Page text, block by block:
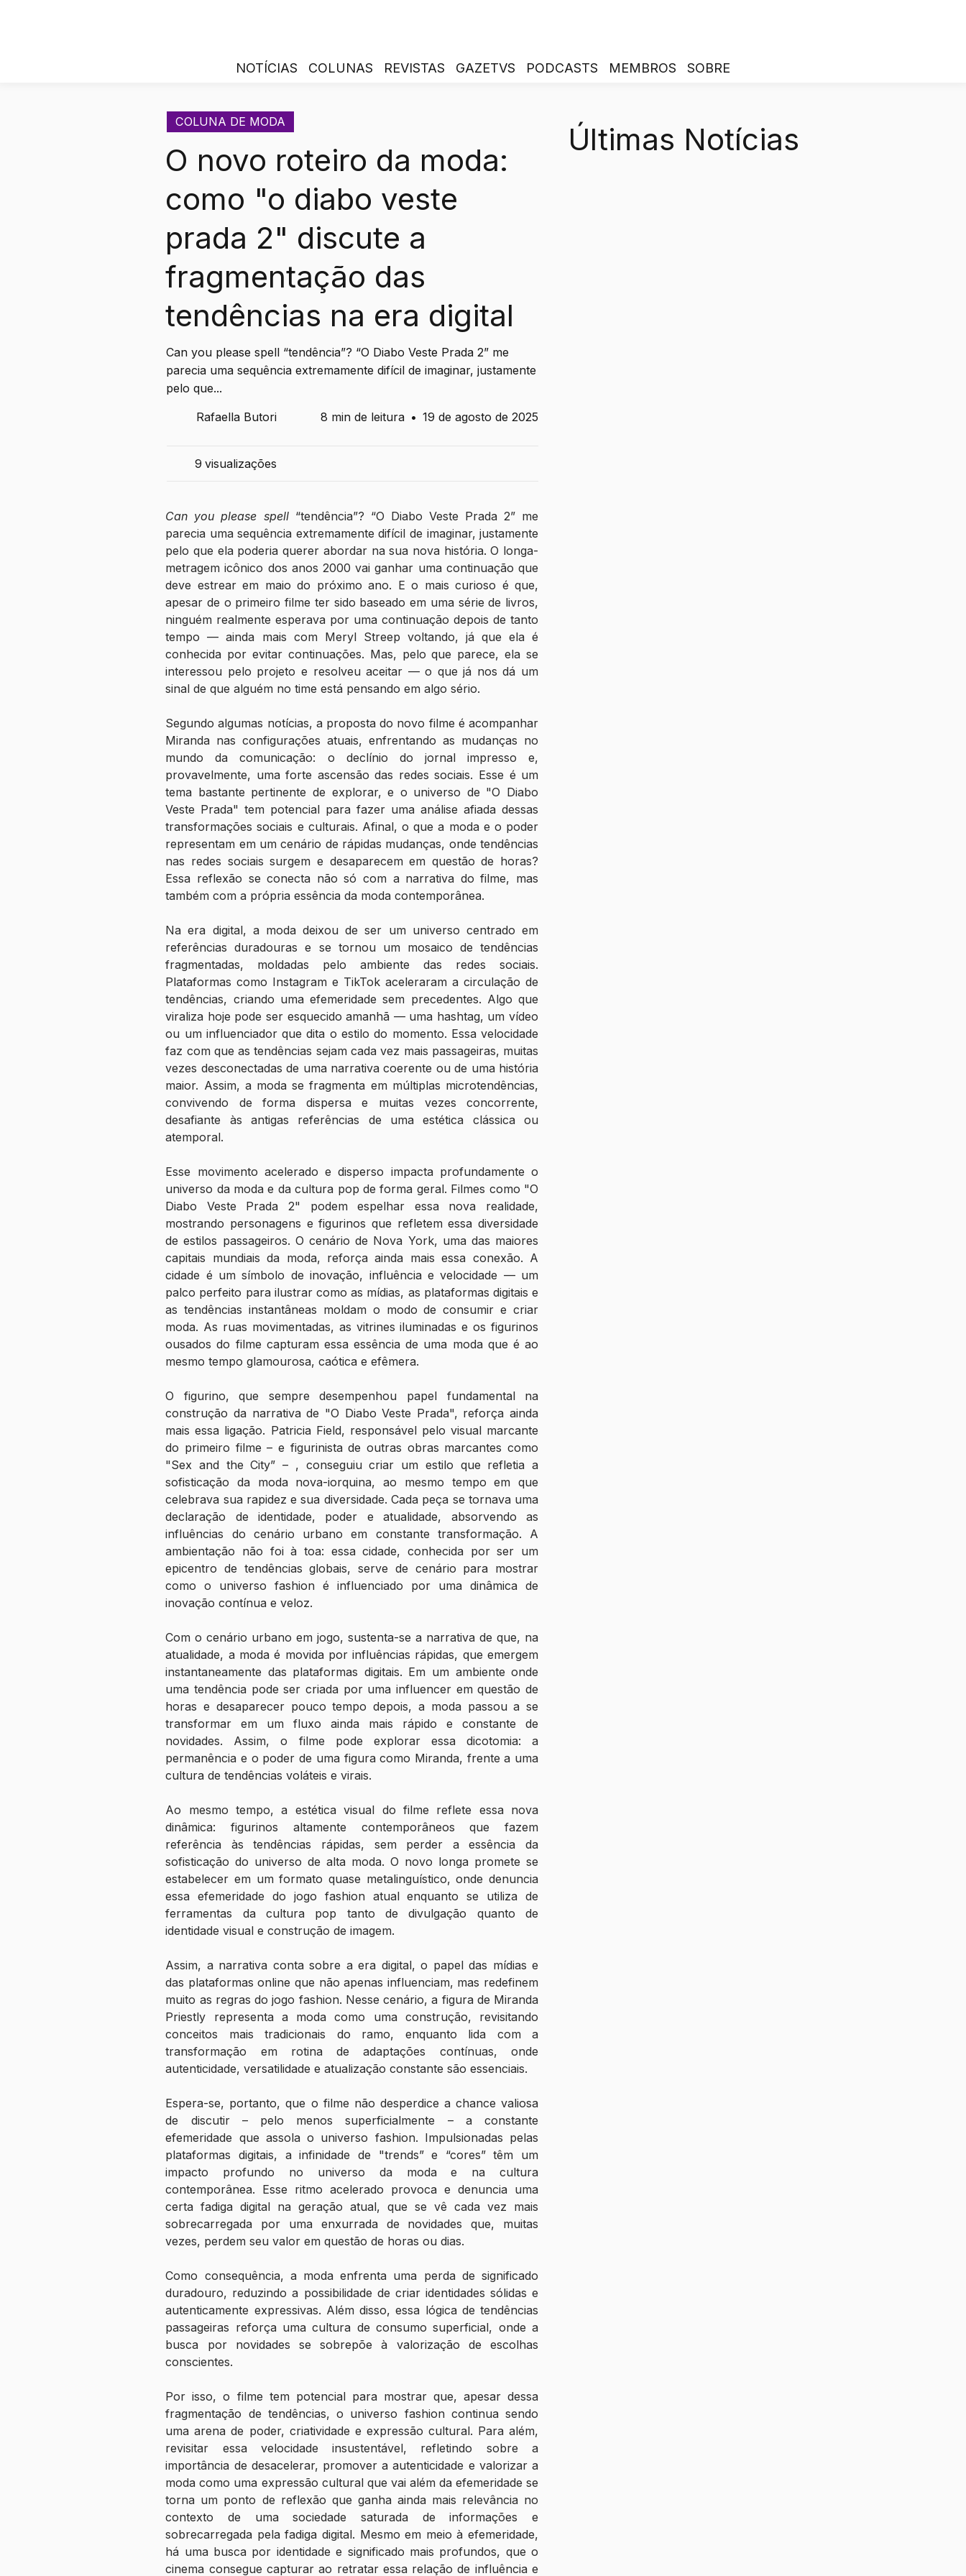
NOTÍCIAS COLUNAS REVISTAS GAZETVS PODCASTS MEMBROS SOBRE
COLUNA DE MODA
O novo roteiro da moda:
como "o diabo veste
prada 2" discute a
fragmentação das
tendências na era digital
Can you please spell “tendência”? “O Diabo Veste Prada 2” me
parecia uma sequência extremamente difícil de imaginar, justamente
pelo que...
Rafaella Butori
8 min de leitura • 19 de agosto de 2025
9 visualizações
Can you please spell “tendência”? “O Diabo Veste Prada 2” me
parecia uma sequência extremamente difícil de imaginar, justamente
pelo que ela poderia querer abordar na sua nova história. O longa-
metragem icônico dos anos 2000 vai ganhar uma continuação que
deve estrear em maio do próximo ano. E o mais curioso é que,
apesar de o primeiro filme ter sido baseado em uma série de livros,
ninguém realmente esperava por uma continuação depois de tanto
tempo — ainda mais com Meryl Streep voltando, já que ela é
conhecida por evitar continuações. Mas, pelo que parece, ela se
interessou pelo projeto e resolveu aceitar — o que já nos dá um
sinal de que alguém no time está pensando em algo sério.
Segundo algumas notícias, a proposta do novo filme é acompanhar
Miranda nas configurações atuais, enfrentando as mudanças no
mundo da comunicação: o declínio do jornal impresso e,
provavelmente, uma forte ascensão das redes sociais. Esse é um
tema bastante pertinente de explorar, e o universo de "O Diabo
Veste Prada" tem potencial para fazer uma análise afiada dessas
transformações sociais e culturais. Afinal, o que a moda e o poder
representam em um cenário de rápidas mudanças, onde tendências
nas redes sociais surgem e desaparecem em questão de horas?
Essa reflexão se conecta não só com a narrativa do filme, mas
também com a própria essência da moda contemporânea.
Na era digital, a moda deixou de ser um universo centrado em
referências duradouras e se tornou um mosaico de tendências
fragmentadas, moldadas pelo ambiente das redes sociais.
Plataformas como Instagram e TikTok aceleraram a circulação de
tendências, criando uma efemeridade sem precedentes. Algo que
viraliza hoje pode ser esquecido amanhã — uma hashtag, um vídeo
ou um influenciador que dita o estilo do momento. Essa velocidade
faz com que as tendências sejam cada vez mais passageiras, muitas
vezes desconectadas de uma narrativa coerente ou de uma história
maior. Assim, a moda se fragmenta em múltiplas microtendências,
convivendo de forma dispersa e muitas vezes concorrente,
desafiante às antigas referências de uma estética clássica ou
atemporal.
Esse movimento acelerado e disperso impacta profundamente o
universo da moda e da cultura pop de forma geral. Filmes como "O
Diabo Veste Prada 2" podem espelhar essa nova realidade,
mostrando personagens e figurinos que refletem essa diversidade
de estilos passageiros. O cenário de Nova York, uma das maiores
capitais mundiais da moda, reforça ainda mais essa conexão. A
cidade é um símbolo de inovação, influência e velocidade — um
palco perfeito para ilustrar como as mídias, as plataformas digitais e
as tendências instantâneas moldam o modo de consumir e criar
moda. As ruas movimentadas, as vitrines iluminadas e os figurinos
ousados do filme capturam essa essência de uma moda que é ao
mesmo tempo glamourosa, caótica e efêmera.
O figurino, que sempre desempenhou papel fundamental na
construção da narrativa de "O Diabo Veste Prada", reforça ainda
mais essa ligação. Patricia Field, responsável pelo visual marcante
do primeiro filme – e figurinista de outras obras marcantes como
"Sex and the City” – , conseguiu criar um estilo que refletia a
sofisticação da moda nova-iorquina, ao mesmo tempo em que
celebrava sua rapidez e sua diversidade. Cada peça se tornava uma
declaração de identidade, poder e atualidade, absorvendo as
influências do cenário urbano em constante transformação. A
ambientação não foi à toa: essa cidade, conhecida por ser um
epicentro de tendências globais, serve de cenário para mostrar
como o universo fashion é influenciado por uma dinâmica de
inovação contínua e veloz.
Com o cenário urbano em jogo, sustenta-se a narrativa de que, na
atualidade, a moda é movida por influências rápidas, que emergem
instantaneamente das plataformas digitais. Em um ambiente onde
uma tendência pode ser criada por uma influencer em questão de
horas e desaparecer pouco tempo depois, a moda passou a se
transformar em um fluxo ainda mais rápido e constante de
novidades. Assim, o filme pode explorar essa dicotomia: a
permanência e o poder de uma figura como Miranda, frente a uma
cultura de tendências voláteis e virais.
Ao mesmo tempo, a estética visual do filme reflete essa nova
dinâmica: figurinos altamente contemporâneos que fazem
referência às tendências rápidas, sem perder a essência da
sofisticação do universo de alta moda. O novo longa promete se
estabelecer em um formato quase metalinguístico, onde denuncia
essa efemeridade do jogo fashion atual enquanto se utiliza de
ferramentas da cultura pop tanto de divulgação quanto de
identidade visual e construção de imagem.
Assim, a narrativa conta sobre a era digital, o papel das mídias e
das plataformas online que não apenas influenciam, mas redefinem
muito as regras do jogo fashion. Nesse cenário, a figura de Miranda
Priestly representa a moda como uma construção, revisitando
conceitos mais tradicionais do ramo, enquanto lida com a
transformação em rotina de adaptações contínuas, onde
autenticidade, versatilidade e atualização constante são essenciais.
Espera-se, portanto, que o filme não desperdice a chance valiosa
de discutir – pelo menos superficialmente – a constante
efemeridade que assola o universo fashion. Impulsionadas pelas
plataformas digitais, a infinidade de "trends” e “cores” têm um
impacto profundo no universo da moda e na cultura
contemporânea. Esse ritmo acelerado provoca e denuncia uma
certa fadiga digital na geração atual, que se vê cada vez mais
sobrecarregada por uma enxurrada de novidades que, muitas
vezes, perdem seu valor em questão de horas ou dias.
Como consequência, a moda enfrenta uma perda de significado
duradouro, reduzindo a possibilidade de criar identidades sólidas e
autenticamente expressivas. Além disso, essa lógica de tendências
passageiras reforça uma cultura de consumo superficial, onde a
busca por novidades se sobrepõe à valorização de escolhas
conscientes.
Por isso, o filme tem potencial para mostrar que, apesar dessa
fragmentação de tendências, o universo fashion continua sendo
uma arena de poder, criatividade e expressão cultural. Para além,
revisitar essa velocidade insustentável, refletindo sobre a
importância de desacelerar, promover a autenticidade e valorizar a
moda como uma expressão cultural que vai além da efemeridade se
torna um ponto de reflexão que ganha ainda mais relevância no
contexto de uma sociedade saturada de informações e
sobrecarregada pela fadiga digital. Mesmo em meio à efemeridade,
há uma busca por identidade e significado mais profundos, que o
cinema consegue capturar ao retratar essa relação de influência e
Últimas Notícias